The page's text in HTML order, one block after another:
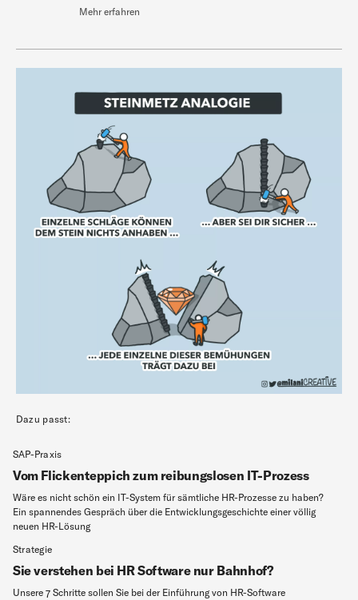
Mehr erfahren
Dazu passt:
SAP-Praxis
Vom Flickenteppich zum reibungslosen IT-Prozess
Wäre es nicht schön ein IT-System für sämtliche HR-Prozesse zu haben?
Ein spannendes Gespräch über die Entwicklungsgeschichte einer völlig
neuen HR-Lösung
Strategie
Sie verstehen bei HR Software nur Bahnhof?
Unsere 7 Schritte sollen Sie bei der Einführung von HR-Software